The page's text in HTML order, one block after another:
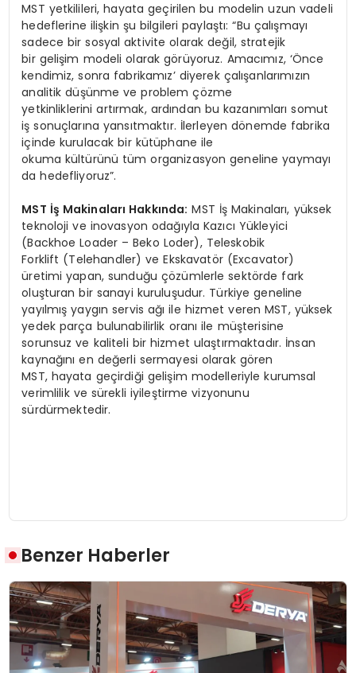
MST yetkilileri, hayata geçirilen bu modelin uzun vadeli
hedeflerine ilişkin şu bilgileri paylaştı: “Bu çalışmayı
sadece bir sosyal aktivite olarak değil, stratejik
bir gelişim modeli olarak görüyoruz. Amacımız, ‘Önce
kendimiz, sonra fabrikamız’ diyerek çalışanlarımızın
analitik düşünme ve problem çözme
yetkinliklerini artırmak, ardından bu kazanımları somut
iş sonuçlarına yansıtmaktır. İlerleyen dönemde fabrika
içinde kurulacak bir kütüphane ile
okuma kültürünü tüm organizasyon geneline yaymayı
da hedefliyoruz”.
MST İş Makinaları Hakkında: MST İş Makinaları, yüksek
teknoloji ve inovasyon odağıyla Kazıcı Yükleyici
(Backhoe Loader – Beko Loder), Teleskobik
Forklift (Telehandler) ve Ekskavatör (Excavator)
üretimi yapan, sunduğu çözümlerle sektörde fark
oluşturan bir sanayi kuruluşudur. Türkiye geneline
yayılmış yaygın servis ağı ile hizmet veren MST, yüksek
yedek parça bulunabilirlik oranı ile müşterisine
sorunsuz ve kaliteli bir hizmet ulaştırmaktadır. İnsan
kaynağını en değerli sermayesi olarak gören
MST, hayata geçirdiği gelişim modelleriyle kurumsal
verimlilik ve sürekli iyileştirme vizyonunu
sürdürmektedir.
Benzer Haberler